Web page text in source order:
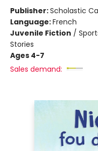
Publisher:Scholastic
Language:French
Juvenile Fiction /
Stories
Ages 4-7
Sales demand: